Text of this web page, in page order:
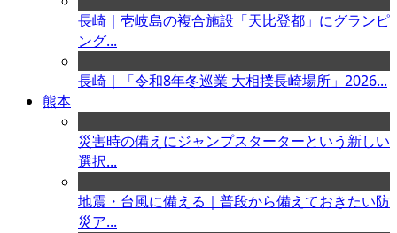
長崎｜壱岐島の複合施設「天比登都」にグランピ
ング...
長崎｜「令和8年冬巡業 大相撲長崎場所」2026...
熊本
災害時の備えにジャンプスターターという新しい
選択...
地震・台風に備える｜普段から備えておきたい防
災ア...